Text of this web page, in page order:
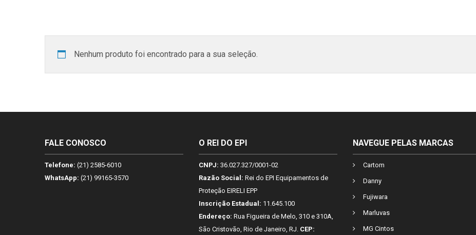
Nenhum produto foi encontrado para a sua seleção.
FALE CONOSCO
Telefone: (21) 2585-6010
WhatsApp: (21) 99165-3570
O REI DO EPI
CNPJ: 36.027.327/0001-02
Razão Social: Rei do EPI Equipamentos de
Proteção EIRELI EPP
Inscrição Estadual: 11.645.100
Endereço: Rua Figueira de Melo, 310 e 310A,
São Cristovão, Rio de Janeiro, RJ. CEP:
NAVEGUE PELAS MARCAS
Cartom
Danny
Fujiwara
Marluvas
MG Cintos